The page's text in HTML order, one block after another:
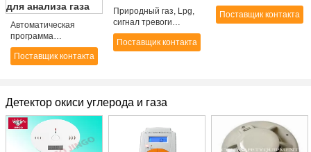
Автоматическая
программа
управления
програмного
Поставщик контакта
Природный газ, Lpg,
сигнал тревоги
детектора
каменноугольного
Поставщик контакта
CH4
Поставщик контакта
Детектор окиси углерода и газа